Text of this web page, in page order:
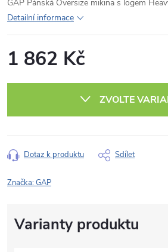
GAP Pánská Oversize mikina s logem
Detailní informace
1 862 Kč
ZVOLTE
Dotaz k produktu Sdílet
Značka:GAP